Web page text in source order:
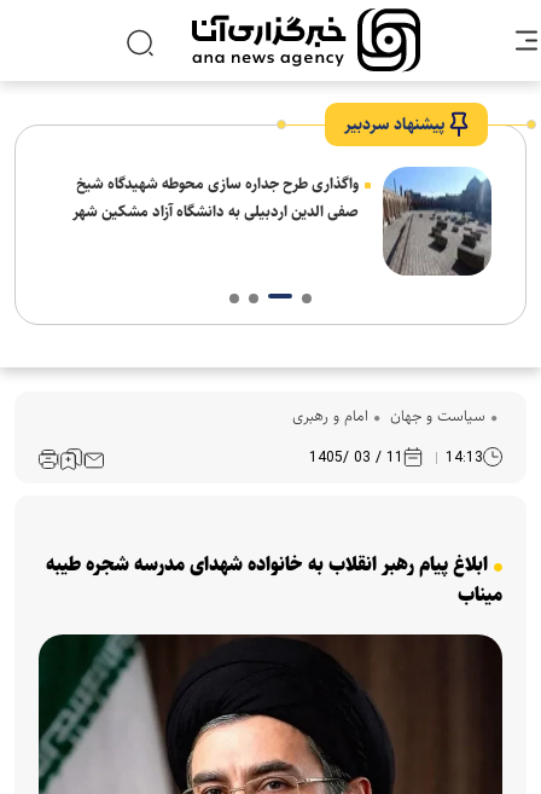
پیشنهاد سردبیر
واگذاری طرح جداره سازی محوطه شهیدگاه شیخ
صفی الدین اردبیلی به دانشگاه آزاد مشکین شهر
سیاست و جهان امام و رهبری
14:13
11 / 03 /1405
ابلاغ پیام رهبر انقلاب به خانواده شهدای مدرسه شجره طیبه
میناب